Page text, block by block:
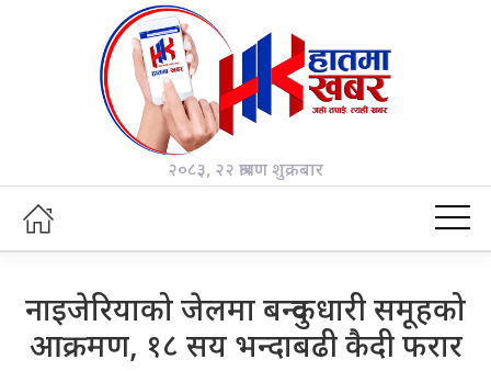
२०८३, २२ श्रावण शुक्रबार
नाइजेरियाको जेलमा बन्दुकधारी समूहको
आक्रमण, १८ सय भन्दाबढी कैदी फरार